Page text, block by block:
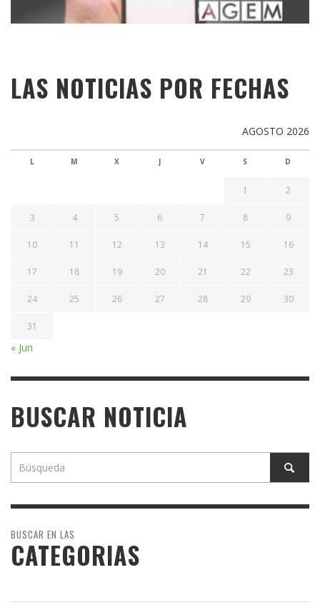
LAS NOTICIAS POR FECHAS
AGOSTO 2026
L M X J V S D
1 2
3 4 5 6 7 8 9
10 11 12 13 14 15 16
17 18 19 20 21 22 23
24 25 26 27 28 29 30
31
« Jun
BUSCAR NOTICIA
BUSCAR EN LAS
CATEGORIAS